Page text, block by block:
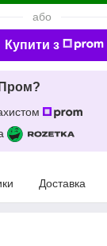
або
Купити з
Доставка